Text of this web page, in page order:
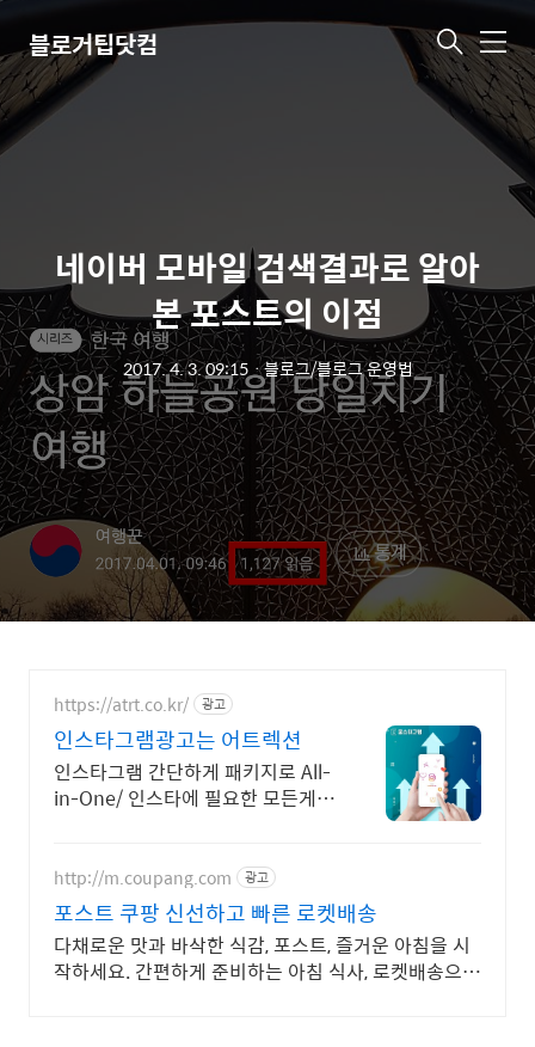
블로거팁닷컴 메
뉴
네이버 모바일 검색결과로 알아
본 포스트의 이점
2017. 4. 3. 09:15ㆍ블로그/블로그 운영법
https://atrt.co.kr/ 광고
인스타그램광고는 어트렉션
인스타그램 간단하게 패키지로 All-
in-One/ 인스타에 필요한 모든게
http://m.coupang.com 광고
포스트 쿠팡 신선하고 빠른 로켓배송
다채로운 맛과 바삭한 식감, 포스트, 즐거운 아침을 시
작하세요. 간편하게 준비하는 아침 식사, 로켓배송으로